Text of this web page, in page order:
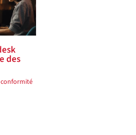
des
conformité